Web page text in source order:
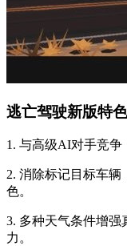
逃亡驾驶新版特色
1. 与高级AI对手竞争
2. 消除标记目标车辆
色。
3. 多种天气条件增
力。